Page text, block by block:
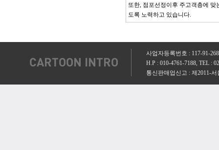
또한, 점포선정이후 주고객층에
도록 노력하고 있습니다.
사업자등록번호 : 117-91-
H.P : 010-4761-7188, TEL :
통신판매업신고 : 제2011-서